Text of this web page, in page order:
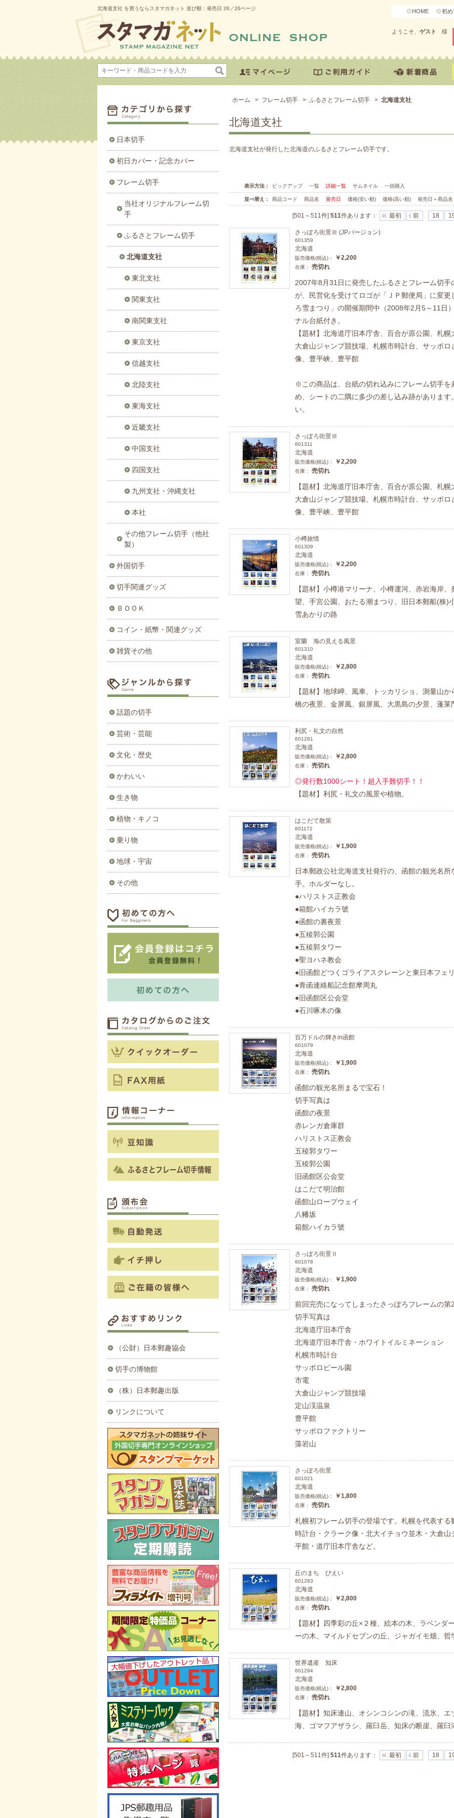
北海道支社 を買うならスタマガネット 並び順：発売日 26／26ページ HOME 初め
ようこそ、 ゲスト 様
ホーム > フレーム切手 > ふるさとフレーム切手 > 北海道支社
北海道支社
北海道支社が発行した北海道のふるさとフレーム切手です。
表示方法： ピックアップ 一覧 詳細一覧 サムネイル 一括購入
並べ替え： 商品コード 商品名 発売日 価格(安い順) 価格(高い順) 発売日＋商品名
[501～511件] 511件あります ： 最初 前 18
さっぽろ街景Ⅲ (JPバージョン)
601359
北海道
販売価格(税込)： ￥2,200
在庫： 売切れ
2007年8月31日に発売したふるさとフレーム切
が、民営化を受けてロゴが「ＪＰ郵便局」に変
ろ雪まつり」の開催期間中（2008年2月5～11日
ナル台紙付き。
【題材】北海道庁旧本庁舎、百合が原公園、札
大倉山ジャンプ競技場、札幌市時計台、サッポ
像、豊平峡、豊平館
※この商品は、台紙の切れ込みにフレーム切手を
め、シートの二隅に多少の差し込み跡がありま
い。
さっぽろ街景Ⅲ
601311
北海道
販売価格(税込)： ￥2,200
在庫： 売切れ
【題材】北海道庁旧本庁舎、百合が原公園、札
大倉山ジャンプ競技場、札幌市時計台、サッポ
像、豊平峡、豊平館
小樽旅情
601309
北海道
販売価格(税込)： ￥2,200
在庫： 売切れ
【題材】小樽港マリーナ、小樽運河、赤岩海岸
望、手宮公園、おたる潮まつり、旧日本郵船(株)
雪あかりの路
室蘭 海の見える風景
601310
北海道
販売価格(税込)： ￥2,800
在庫： 売切れ
【題材】地球岬、風車、トッカリショ、測量山
橋の夜景、金屏風、銀屏風、大黒島の夕景、蓬莱
利尻・礼文の自然
601281
北海道
販売価格(税込)： ￥2,800
在庫： 売切れ
◎発行数1000シート！超入手難切手！！
【題材】利尻・礼文の風景や植物。
はこだて散策
601172
北海道
販売価格(税込)： ￥1,900
在庫： 売切れ
日本郵政公社北海道支社発行の、函館の観光名
手。ホルダーなし。
●ハリストス正教会
●箱館ハイカラ號
●函館の裏夜景
●五稜郭公園
●五稜郭タワー
●聖ヨハネ教会
●旧函館どつくゴライアスクレーンと東日本フェ
●青函連絡船記念館摩周丸
●旧函館区公会堂
●石川啄木の像
百万ドルの輝きin函館
601079
北海道
販売価格(税込)： ￥1,900
在庫： 売切れ
函館の観光名所まるで宝石！
切手写真は
函館の夜景
赤レンガ倉庫群
ハリストス正教会
五稜郭タワー
五稜郭公園
旧函館区公会堂
はこだて明治館
函館山ロープウェイ
八幡坂
箱館ハイカラ號
さっぽろ街景Ⅱ
601078
北海道
販売価格(税込)： ￥1,900
在庫： 売切れ
前回完売になってしまったさっぽろフレームの第
切手写真は
北海道庁旧本庁舎
北海道庁旧本庁舎・ホワイトイルミネーション
札幌市時計台
サッポロビール園
市電
大倉山ジャンプ競技場
定山渓温泉
豊平館
サッポロファクトリー
藻岩山
さっぽろ街景
601021
北海道
販売価格(税込)： ￥1,800
在庫： 売切れ
札幌初フレーム切手の登場です。札幌を代表す
時計台・クラーク像・北大イチョウ並木・大倉
平館・道庁旧本庁舎など。
丘のまち びえい
601293
北海道
販売価格(税込)： ￥2,800
在庫： 売切れ
【題材】四季彩の丘×２種、絵本の木、ラベンダ
ーの木、マイルドセブンの丘、ジャガイモ畑、哲
世界遺産 知床
601294
北海道
販売価格(税込)： ￥2,800
在庫： 売切れ
【題材】知床連山、オシンコシンの滝、流氷、
海、ゴマフアザラシ、羅臼岳、知床の断崖、羅
[501～511件] 511件あります ： 最初 前 18
日本切手
初日カバー・記念カバー
フレーム切手
当社オリジナルフレーム切
手
ふるさとフレーム切手
北海道支社
東北支社
関東支社
南関東支社
東京支社
信越支社
北陸支社
東海支社
近畿支社
中国支社
四国支社
九州支社・沖縄支社
本社
その他フレーム切手（他社
製）
外国切手
切手関連グッズ
ＢＯＯＫ
コイン・紙幣・関連グッズ
雑貨その他
話題の切手
芸術・芸能
文化・歴史
かわいい
生き物
植物・キノコ
乗り物
地球・宇宙
その他
（公財）日本郵趣協会
切手の博物館
（株）日本郵趣出版
リンクについて